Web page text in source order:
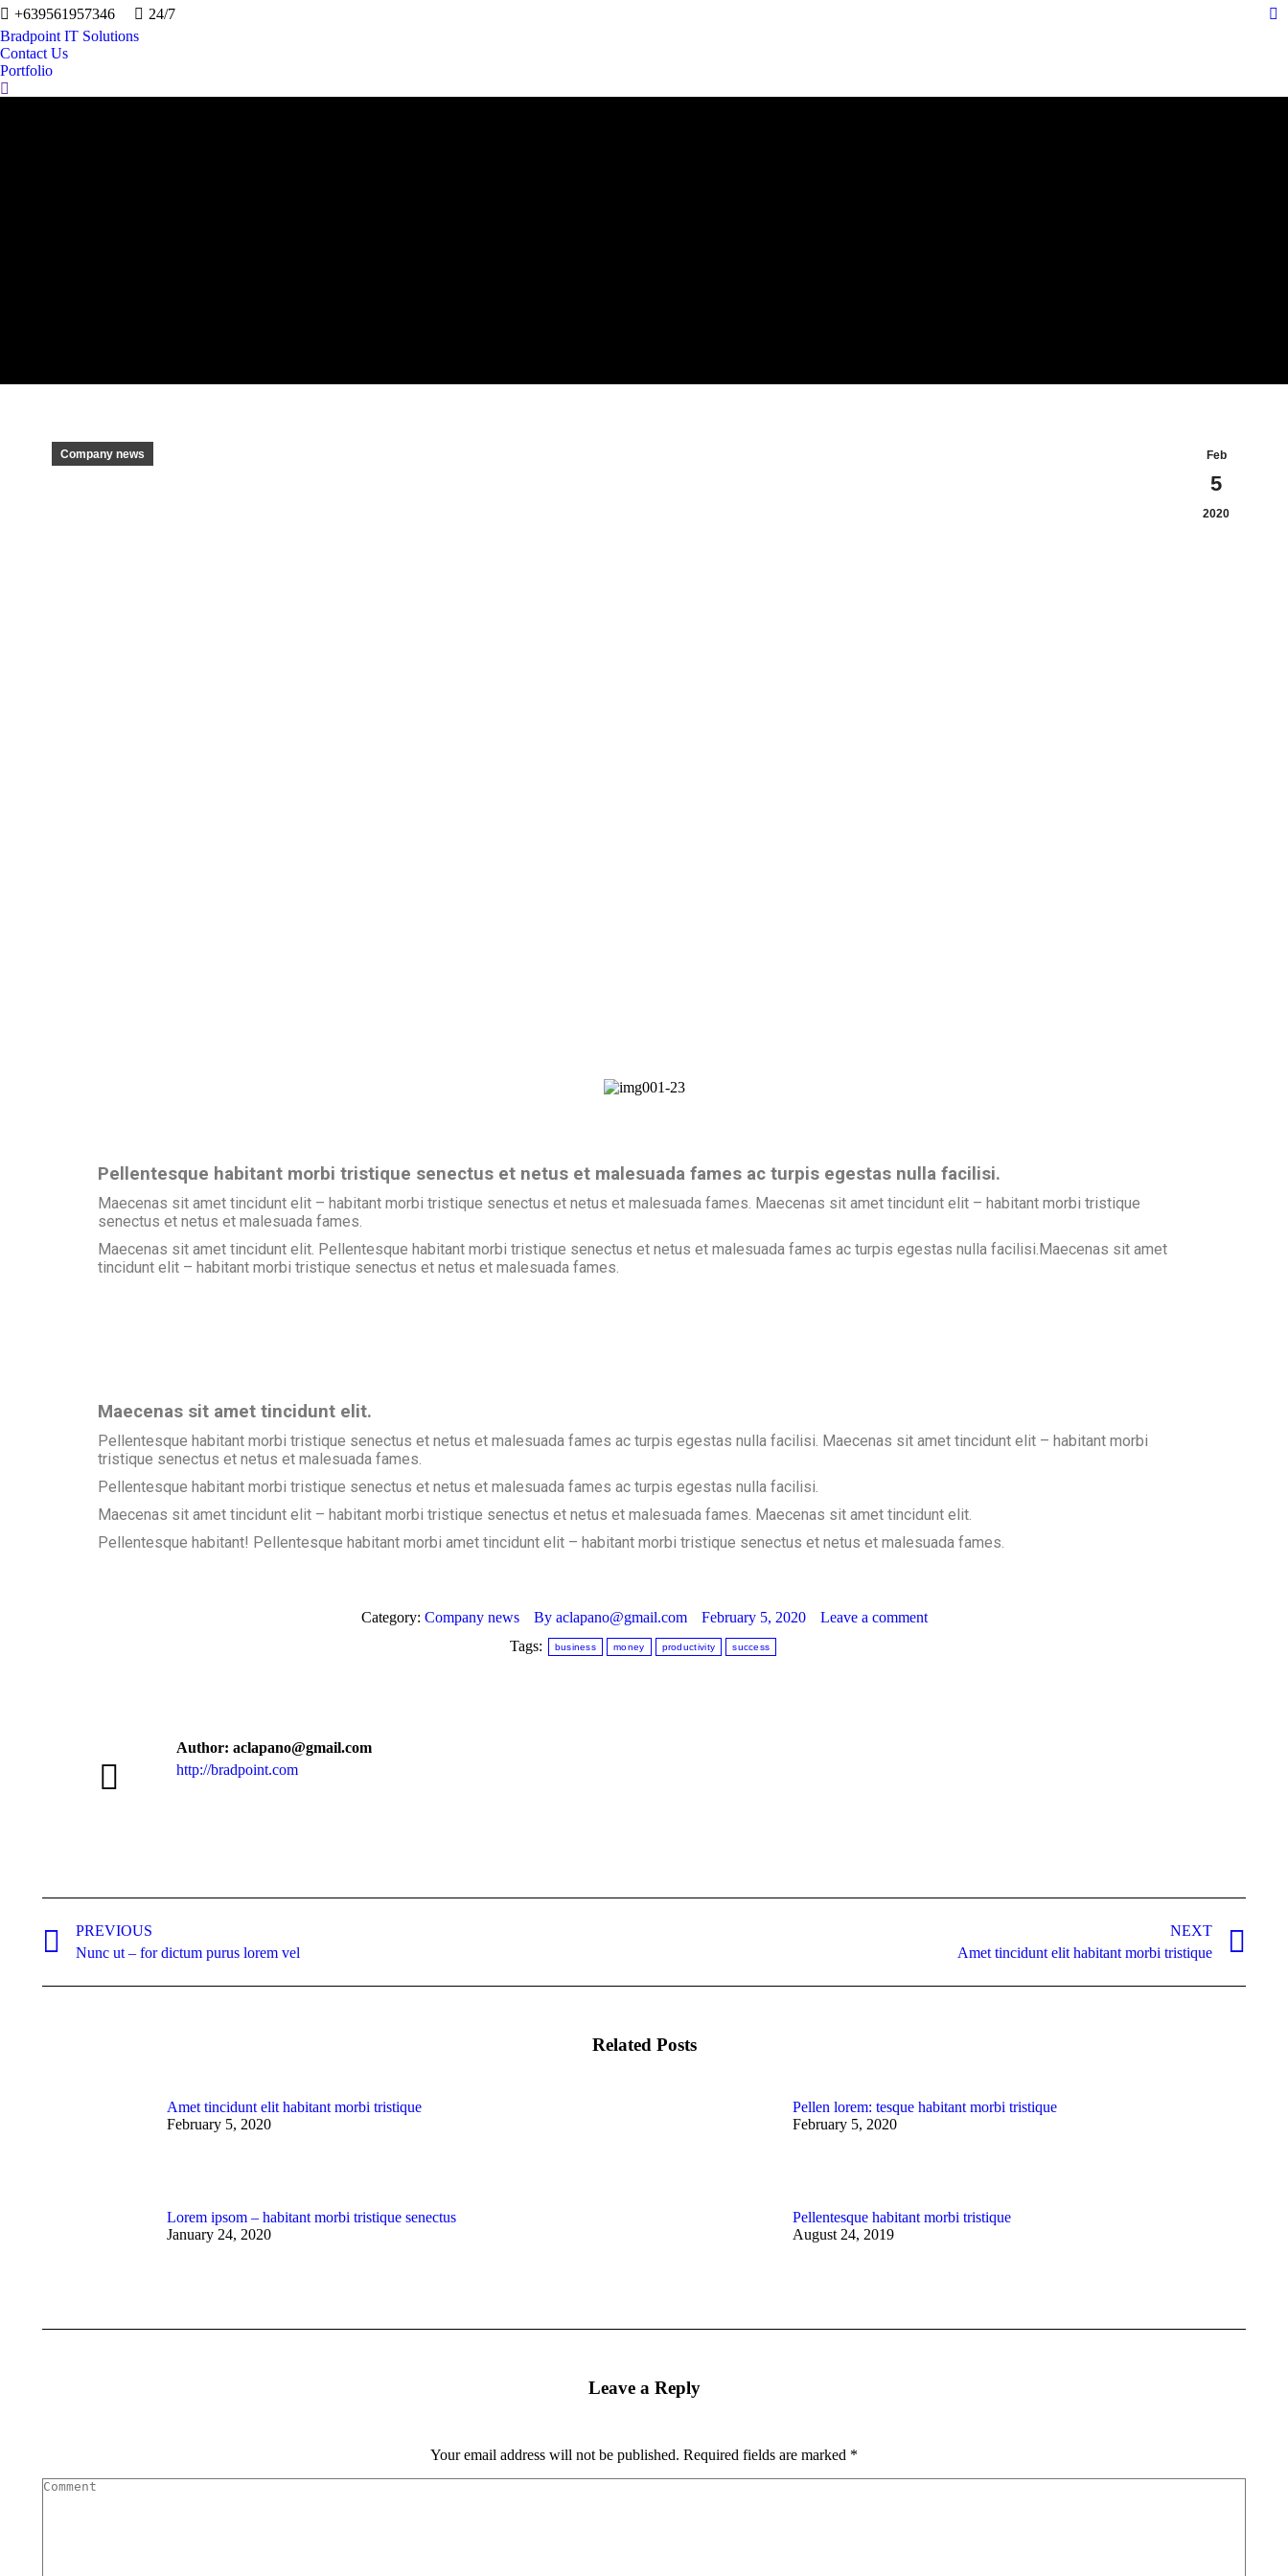
+639561957346
24/7
Bradpoint IT Solutions
Contact Us
Portfolio
Feb
5
2020
Company news
Pellentesque habitant morbi tristique senectus et netus et malesuada fames ac turpis egestas nulla facilisi.
Maecenas sit amet tincidunt elit – habitant morbi tristique senectus et netus et malesuada fames. Maecenas sit amet tincidunt elit – habitant morbi tristique
senectus et netus et malesuada fames.
Maecenas sit amet tincidunt elit. Pellentesque habitant morbi tristique senectus et netus et malesuada fames ac turpis egestas nulla facilisi.Maecenas sit amet
tincidunt elit – habitant morbi tristique senectus et netus et malesuada fames.
Maecenas sit amet tincidunt elit.
Pellentesque habitant morbi tristique senectus et netus et malesuada fames ac turpis egestas nulla facilisi. Maecenas sit amet tincidunt elit – habitant morbi
tristique senectus et netus et malesuada fames.
Pellentesque habitant morbi tristique senectus et netus et malesuada fames ac turpis egestas nulla facilisi.
Maecenas sit amet tincidunt elit – habitant morbi tristique senectus et netus et malesuada fames. Maecenas sit amet tincidunt elit.
Pellentesque habitant! Pellentesque habitant morbi amet tincidunt elit – habitant morbi tristique senectus et netus et malesuada fames.
Category: Company news By aclapano@gmail.com February 5, 2020
Leave a comment
Tags:
business money productivity success
Author: aclapano@gmail.com
http://bradpoint.com
PREVIOUS
Nunc ut – for dictum purus lorem vel
NEXT
Amet tincidunt elit habitant morbi tristique
Related Posts
Amet tincidunt elit habitant morbi tristique
February 5, 2020
Pellen lorem: tesque habitant morbi tristique
February 5, 2020
Lorem ipsom – habitant morbi tristique senectus
January 24, 2020
Pellentesque habitant morbi tristique
August 24, 2019
Leave a Reply
Your email address will not be published. Required fields are marked *
Comment